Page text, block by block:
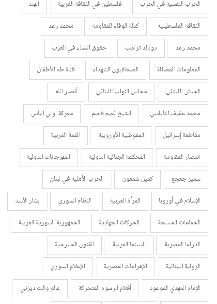
الحرب النفسية في الحرب
فلسطين في الثقافة الغربية
الهند
الثقافة الفلسطينية
كتلة الوفاء للمقاومة
محمد رعد
محمد رعد
دونالد ترامب
حقوق النساء في الغرب
المعلومات المضللة
الصحافيون الشهداء
قناة طه للأطفال
الجيش اللبناني
مجلس النواب اللبناني
أنصار الله
محمد عفيف النابلسي
الشيخ نعيم قاسم
معركة أولي الباس
مقاطعة إسرائيل
المفوضية الأوروبية
القمة العربية
انتصار المقاومة
المحكمة الجنائية الدولية
المهرجانات الدولية
سمير جعجع
كميل شمعون
الحرب الأهلية في لبنان
الإسلام في أوروبا
المرأة العربية النظام السوري
بشار الأسد
الجماعات المسلحة
الحركات الجهادية
الجمهورية السورية العربية
الدراما المصرية
السينما العربية
الفنون المسرحية
الرواية اللبنانية
الإهرامات المصرية
الإعلام السوري
الإمام المهدي الموعود
أفلام الرسوم المتحركة
عالم والت ديزني